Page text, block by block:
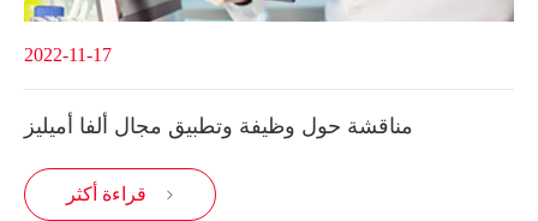
2022-11-17
مناقشة حول وظيفة وتطبيق مجال ألفا أميليز
قراءة أكثر 